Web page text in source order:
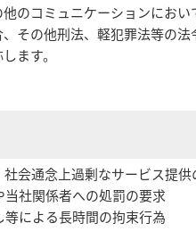
のコミュニケーションにお
その他刑法、軽犯罪法等の
ます。
会通念上過剰なサービス提供
社関係者への処罰の要求
による長時間の拘束行為